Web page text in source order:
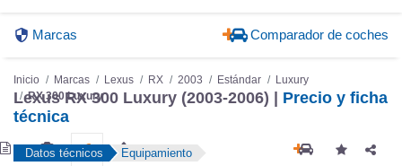
Marcas Comparador de coches
Inicio Marcas Lexus RX 2003 Estándar
Luxury
RX 300 Luxury
Lexus RX 300 Luxury (2003-2006) | Precio y ficha
técnica
Datos técnicos Equipamiento